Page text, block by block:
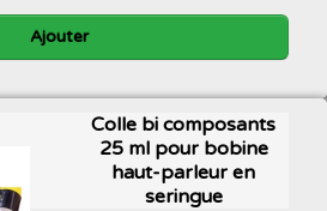
Ajouter
Colle bi composants
25 ml pour bobine
haut-parleur en
seringue